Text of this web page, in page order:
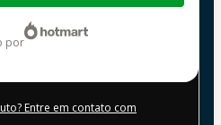
por
Entre em contato com